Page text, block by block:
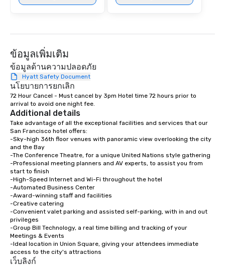
ข้อมูลเพิ่มเติม
ข้อมูลด้านความปลอดภัย
Hyatt Safety Document
นโยบายการยกเลิก
72 Hour Cancel - Must cancel by 3pm Hotel time 72 hours prior to
arrival to avoid one night fee.
Additional details
Take advantage of all the exceptional facilities and services that our
San Francisco hotel offers:
-Sky-high 36th floor venues with panoramic view overlooking the city
and the Bay
-The Conference Theatre, for a unique United Nations style gathering
-Professional meeting planners and AV experts, to assist you from
start to finish
-High-Speed Internet and Wi-Fi throughout the hotel
-Automated Business Center
-Award-winning staff and facilities
-Creative catering
-Convenient valet parking and assisted self-parking, with in and out
privileges
-Group Bill Technology, a real time billing and tracking of your
Meetings & Events
-Ideal location in Union Square, giving your attendees immediate
access to the city's attractions
เว็บลิงก์